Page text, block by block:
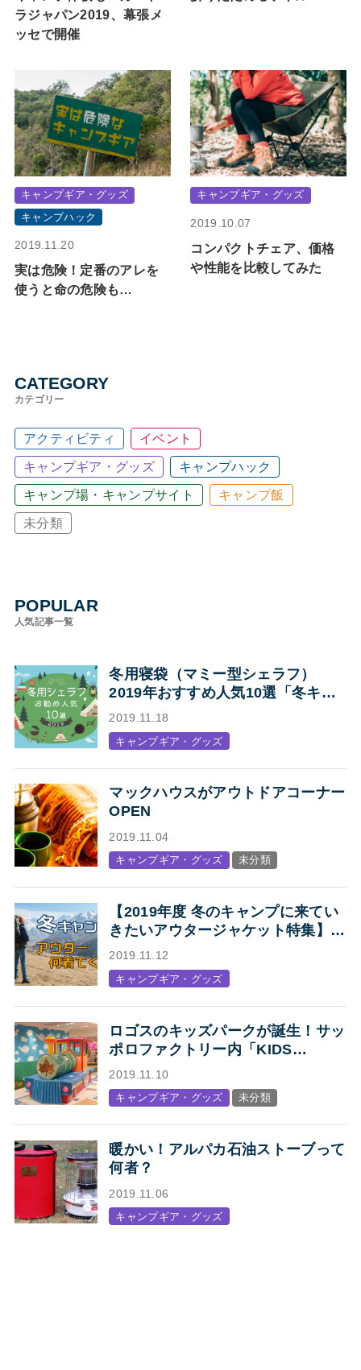
ラジャパン2019、幕張メ
ッセで開催
キャンプギア・グッズ
キャンプハック
2019.11.20
実は危険！定番のアレを
使うと命の危険も…
キャンプギア・グッズ
2019.10.07
コンパクトチェア、価格
や性能を比較してみた
CATEGORY
カテゴリー
アクティビティ イベント
キャンプギア・グッズ キャンプハック
キャンプ場・キャンプサイト キャンプ飯
未分類
POPULAR
人気記事一覧
冬用寝袋（マミー型シェラフ）
2019年おすすめ人気10選「冬キャ
ンプの寝袋はマミー型シェラフで決
まり！」
2019.11.18
キャンプギア・グッズ
マックハウスがアウトドアコーナー
OPEN
2019.11.04
キャンプギア・グッズ 未分類
【2019年度 冬のキャンプに来てい
きたいアウタージャケット特集】キ
ャンプ・アウトドアにオススメの、
人気アウトドアブランド各社のジャ
ケットまとめ【Mens】
2019.11.12
キャンプギア・グッズ
ロゴスのキッズパークが誕生！サッ
ポロファクトリー内「KIDS
STATION produced by LOGOS」
オープン
2019.11.10
キャンプギア・グッズ 未分類
暖かい！アルパカ石油ストーブって
何者？
2019.11.06
キャンプギア・グッズ